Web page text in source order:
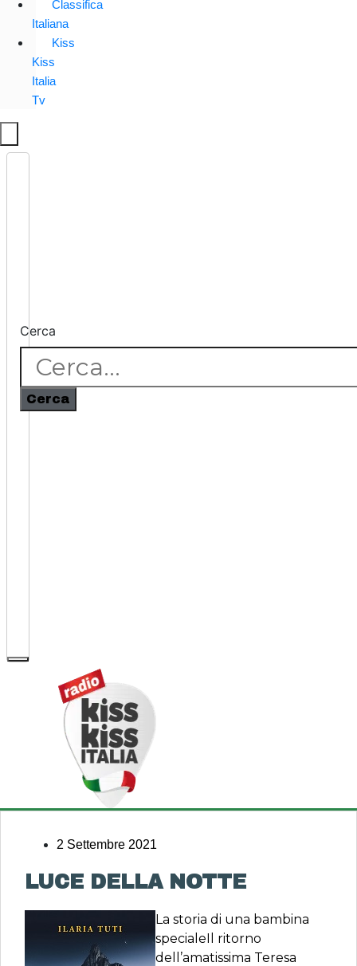
Classifica
Italiana
Kiss
Kiss
Italia
Tv
Cerca
Cerca
2 Settembre 2021
LUCE DELLA NOTTE
La storia di una bambina
specialeIl ritorno
dell’amatissima Teresa